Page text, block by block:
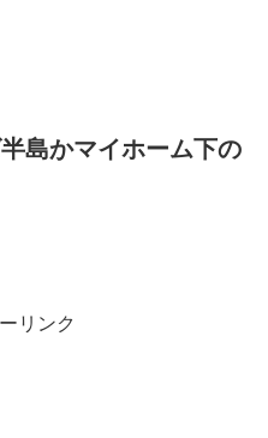
島かマイホーム下の
リンク